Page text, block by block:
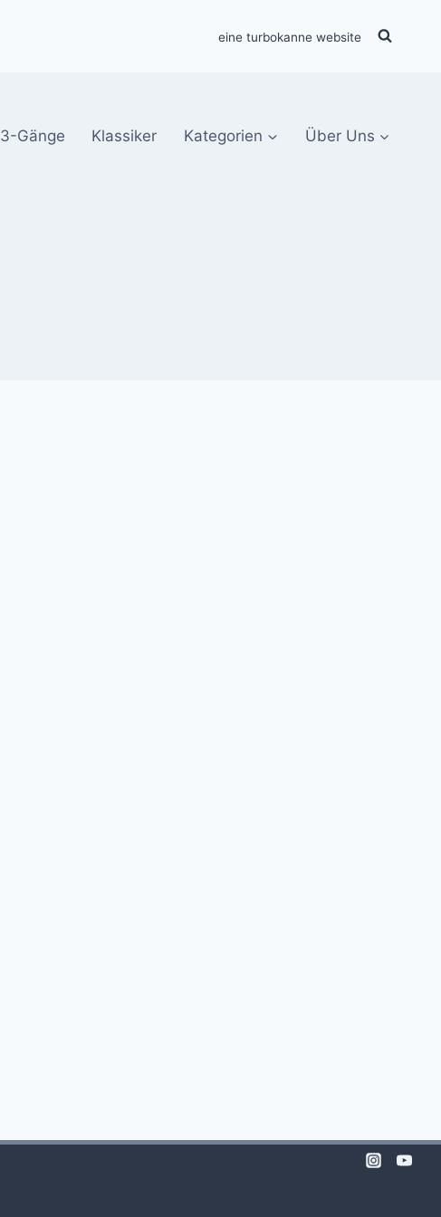
eine turbokanne website
3-Gänge Klassiker Kategorien Über Uns